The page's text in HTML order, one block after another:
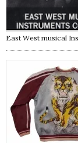
East West musical